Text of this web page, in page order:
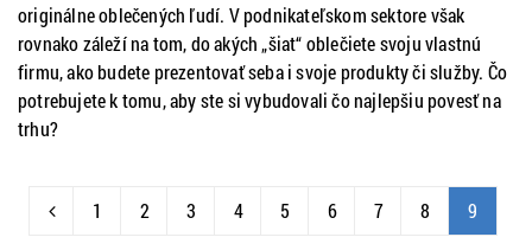
originálne oblečených ľudí. V podnikateľskom sektore však
rovnako záleží na tom, do akých „šiat“ oblečiete svoju vlastnú
firmu, ako budete prezentovať seba i svoje produkty či služby. Čo
potrebujete k tomu, aby ste si vybudovali čo najlepšiu povesť na
trhu?
1 2 3 4 5 6 7 8 9